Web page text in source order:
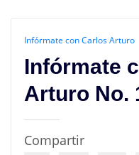
Infórmate con Carlos Arturo
Infórmate
Arturo No.
Compartir